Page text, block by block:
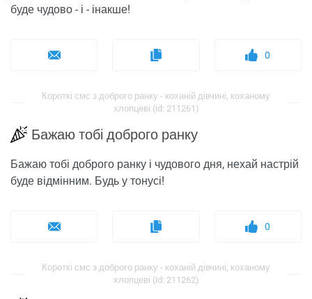
буде чудово - і - інакше!
0
Короткі смс з доброго ранку - коханій дівчині, коханому
хлопцеві (id: 211261)
Бажаю тобі доброго ранку
Бажаю тобі доброго ранку і чудового дня, нехай настрій
буде відмінним. Будь у тонусі!
0
Короткі смс з доброго ранку - коханій дівчині, коханому
хлопцеві (id: 211262)